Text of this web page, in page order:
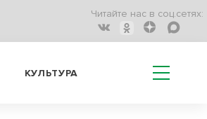
Читайте нас в соц.сетях:
КУЛЬТУРА